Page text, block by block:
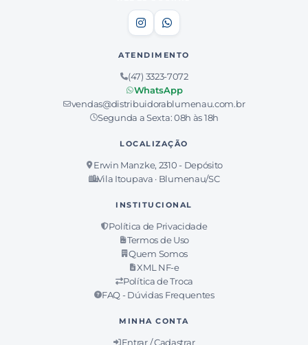
ATENDIMENTO
(47) 3323-7072
WhatsApp
vendas@distribuidorablumenau.com.br
Segunda a Sexta: 08h às 18h
LOCALIZAÇÃO
Erwin Manzke, 2310 - Depósito
Vila Itoupava · Blumenau/SC
INSTITUCIONAL
Política de Privacidade
Termos de Uso
Quem Somos
XML NF-e
Política de Troca
FAQ - Dúvidas Frequentes
MINHA CONTA
Entrar / Cadastrar